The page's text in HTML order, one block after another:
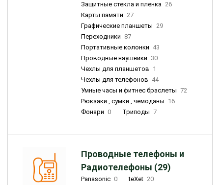
Защитные стекла и пленка 26
Карты памяти 27
Графические планшеты 29
Переходники 87
Портативные колонки 43
Проводные наушники 30
Чехлы для планшетов 1
Чехлы для телефонов 44
Умные часы и фитнес браслеты 72
Рюкзаки , сумки , чемоданы 16
Фонари 0 Триподы 7
Проводные телефоны и
Радиотелефоны (29)
Panasonic 0 teXet 20